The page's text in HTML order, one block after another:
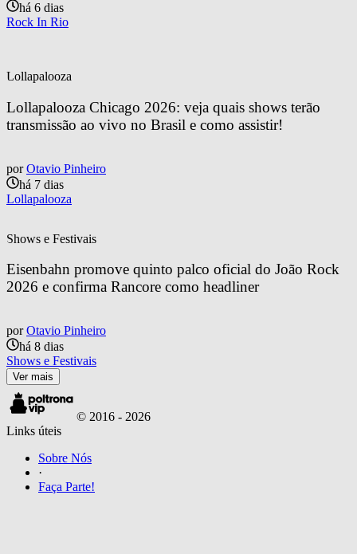
há 6 dias
Rock In Rio
Lollapalooza
Lollapalooza Chicago 2026: veja quais shows terão
transmissão ao vivo no Brasil e como assistir!
por Otavio Pinheiro
há 7 dias
Lollapalooza
Shows e Festivais
Eisenbahn promove quinto palco oficial do João Rock
2026 e confirma Rancore como headliner
por Otavio Pinheiro
há 8 dias
Shows e Festivais
Ver mais
© 2016 - 2026
Links úteis
Sobre Nós
·
Faça Parte!